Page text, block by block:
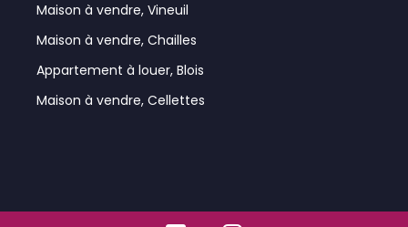
Maison à vendre, Vineuil
Maison à vendre, Chailles
Appartement à louer, Blois
Maison à vendre, Cellettes